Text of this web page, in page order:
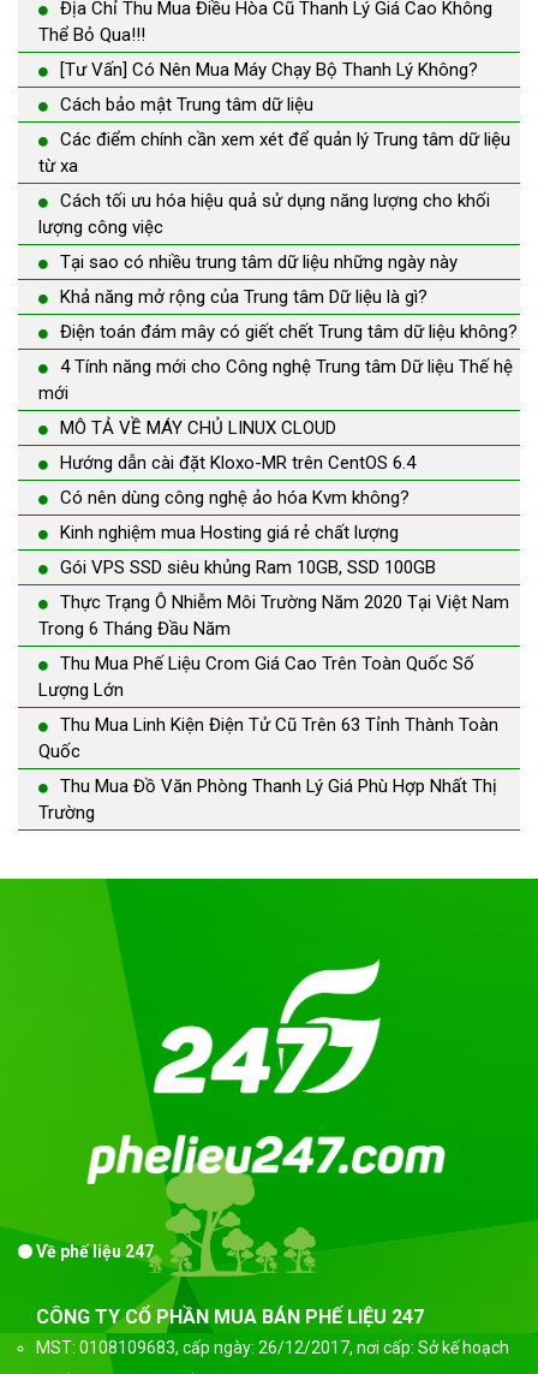
Địa Chỉ Thu Mua Điều Hòa Cũ Thanh Lý Giá Cao Không
Thể Bỏ Qua!!!
[Tư Vấn] Có Nên Mua Máy Chạy Bộ Thanh Lý Không?
Cách bảo mật Trung tâm dữ liệu
Các điểm chính cần xem xét để quản lý Trung tâm dữ liệu
từ xa
Cách tối ưu hóa hiệu quả sử dụng năng lượng cho khối
lượng công việc
Tại sao có nhiều trung tâm dữ liệu những ngày này
Khả năng mở rộng của Trung tâm Dữ liệu là gì?
Điện toán đám mây có giết chết Trung tâm dữ liệu không?
4 Tính năng mới cho Công nghệ Trung tâm Dữ liệu Thế hệ
mới
MÔ TẢ VỀ MÁY CHỦ LINUX CLOUD
Hướng dẫn cài đặt Kloxo-MR trên CentOS 6.4
Có nên dùng công nghệ ảo hóa Kvm không?
Kinh nghiệm mua Hosting giá rẻ chất lượng
Gói VPS SSD siêu khủng Ram 10GB, SSD 100GB
Thực Trạng Ô Nhiễm Môi Trường Năm 2020 Tại Việt Nam
Trong 6 Tháng Đầu Năm
Thu Mua Phế Liệu Crom Giá Cao Trên Toàn Quốc Số
Lượng Lớn
Thu Mua Linh Kiện Điện Tử Cũ Trên 63 Tỉnh Thành Toàn
Quốc
Thu Mua Đồ Văn Phòng Thanh Lý Giá Phù Hợp Nhất Thị
Trường
Về phế liệu 247
CÔNG TY CỔ PHẦN MUA BÁN PHẾ LIỆU 247
MST: 0108109683, cấp ngày: 26/12/2017, nơi cấp: Sở kế hoạch